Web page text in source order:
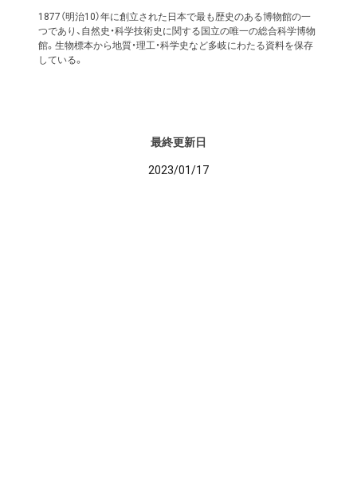
1877（明治10）年に創立された日本で最も歴史のある博物館の一
つであり、自然史・科学技術史に関する国立の唯一の総合科学博物
館。生物標本から地質・理工・科学史など多岐にわたる資料を保存
している。
最終更新日
2023/01/17